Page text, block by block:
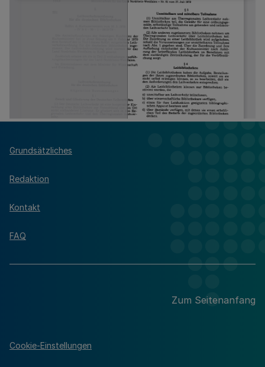
Grundsätzliches
Redaktion
Kontakt
FAQ
Zum Seitenanfang
Cookie-Einstellungen